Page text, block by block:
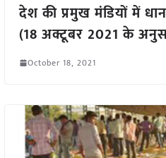
देश की प्रमुख मंडियों में
(18 अक्टूबर 2021 के
October 18, 2021